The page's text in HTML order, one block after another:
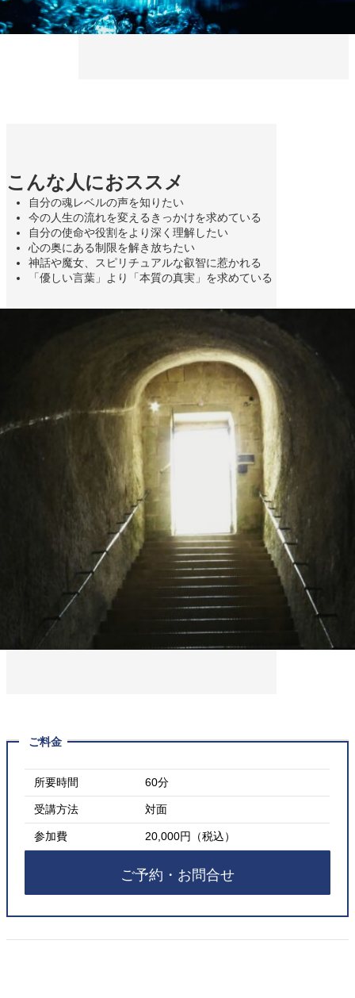
こんな人におススメ
自分の魂レベルの声を知りたい
今の人生の流れを変えるきっかけを求めている
自分の使命や役割をより深く理解したい
心の奥にある制限を解き放ちたい
神話や魔女、スピリチュアルな叡智に惹かれる
「優しい言葉」より「本質の真実」を求めている
ご料金
所要時間 60分
受講方法 対面
参加費 20,000円（税込）
ご予約・お問合せ